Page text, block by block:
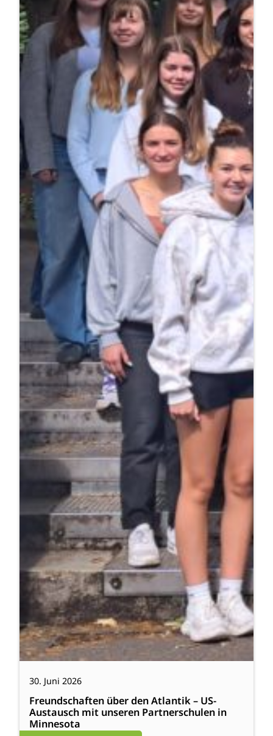
30. Juni 2026
Freundschaften über den Atlantik – US-
Austausch mit unseren Partnerschulen in
Minnesota